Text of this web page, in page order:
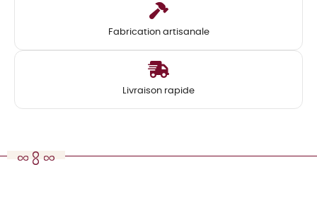
Fabrication artisanale
Livraison rapide